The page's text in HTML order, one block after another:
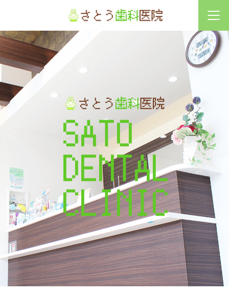
SATO
DENTAL
CLINIC
診療時間 土 日祝
9:30〜13:00 ◎ ×
14:30〜19:00
◎土曜は9:30〜13:00,14:00〜17:30 ／ 休診日：水曜・日曜・祝祭日